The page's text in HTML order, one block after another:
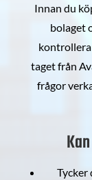
Innan du
bolaget
kontrollera
taget från
frågor
Tycker